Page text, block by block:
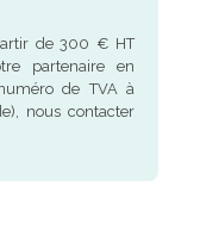
de 300 € HT
partenaire en
de TVA à
nous contacter